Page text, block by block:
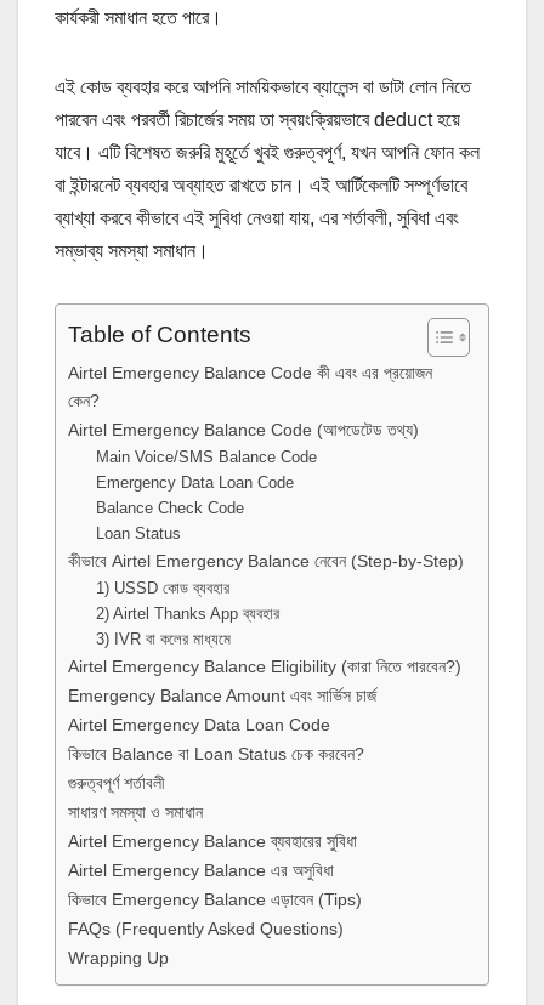
কার্যকরী সমাধান হতে পারে।
এই কোড ব্যবহার করে আপনি সাময়িকভাবে ব্যালেন্স বা ডাটা লোন নিতে
পারবেন এবং পরবর্তী রিচার্জের সময় তা স্বয়ংক্রিয়ভাবে deduct হয়ে
যাবে। এটি বিশেষত জরুরি মুহূর্তে খুবই গুরুত্বপূর্ণ, যখন আপনি ফোন কল
বা ইন্টারনেট ব্যবহার অব্যাহত রাখতে চান। এই আর্টিকেলটি সম্পূর্ণভাবে
ব্যাখ্যা করবে কীভাবে এই সুবিধা নেওয়া যায়, এর শর্তাবলী, সুবিধা এবং
সম্ভাব্য সমস্যা সমাধান।
Table of Contents
Airtel Emergency Balance Code কী এবং এর প্রয়োজন
কেন?
Airtel Emergency Balance Code (আপডেটেড তথ্য)
Main Voice/SMS Balance Code
Emergency Data Loan Code
Balance Check Code
Loan Status
কীভাবে Airtel Emergency Balance নেবেন (Step‑by‑Step)
1) USSD কোড ব্যবহার
2) Airtel Thanks App ব্যবহার
3) IVR বা কলের মাধ্যমে
Airtel Emergency Balance Eligibility (কারা নিতে পারবেন?)
Emergency Balance Amount এবং সার্ভিস চার্জ
Airtel Emergency Data Loan Code
কিভাবে Balance বা Loan Status চেক করবেন?
গুরুত্বপূর্ণ শর্তাবলী
সাধারণ সমস্যা ও সমাধান
Airtel Emergency Balance ব্যবহারের সুবিধা
Airtel Emergency Balance এর অসুবিধা
কিভাবে Emergency Balance এড়াবেন (Tips)
FAQs (Frequently Asked Questions)
Wrapping Up